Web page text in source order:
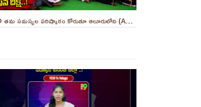
MPEO తమ సమస్యల పరిష్కారం కోరుతూ ఆలూరులోని (ADA) కార్యాలయం ఎదుట దీక్ష ||YES 9TV #kurnool